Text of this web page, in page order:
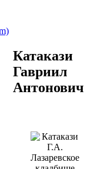
Катакази
Гавриил
Антонович